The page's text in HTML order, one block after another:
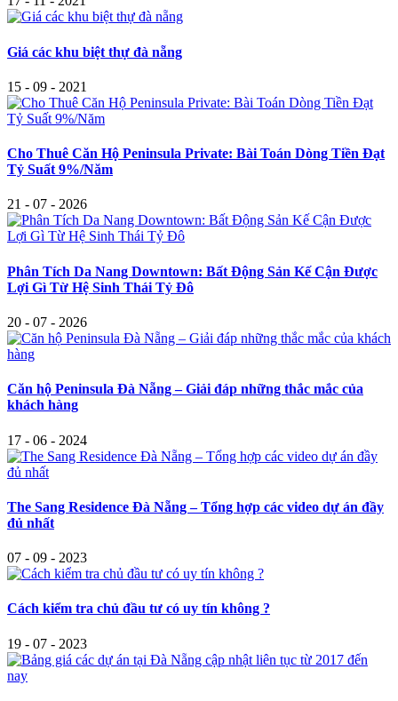
Giá các khu biệt thự đà nẵng
15 - 09 - 2021
Cho Thuê Căn Hộ Peninsula Private: Bài Toán Dòng Tiền Đạt
Tỷ Suất 9%/Năm
21 - 07 - 2026
Phân Tích Da Nang Downtown: Bất Động Sản Kế Cận Được
Lợi Gì Từ Hệ Sinh Thái Tỷ Đô
20 - 07 - 2026
Căn hộ Peninsula Đà Nẵng – Giải đáp những thắc mắc của
khách hàng
17 - 06 - 2024
The Sang Residence Đà Nẵng – Tổng hợp các video dự án đầy
đủ nhất
07 - 09 - 2023
Cách kiểm tra chủ đầu tư có uy tín không ?
19 - 07 - 2023